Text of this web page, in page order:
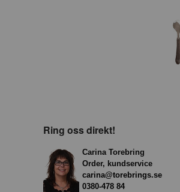
Ring oss direkt!
Carina Torebring
Order, kundservice
carina@torebrings.se
0380-478 84